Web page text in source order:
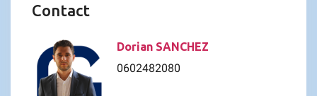
Contact
Dorian SANCHEZ
0602482080